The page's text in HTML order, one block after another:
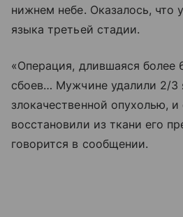
нижнем небе. Оказалось, что
языка третьей стадии.
«Операция, длившаяся более
сбоев… Мужчине удалили 2/3
злокачественной опухолью,
восстановили из ткани его
говорится в сообщении.